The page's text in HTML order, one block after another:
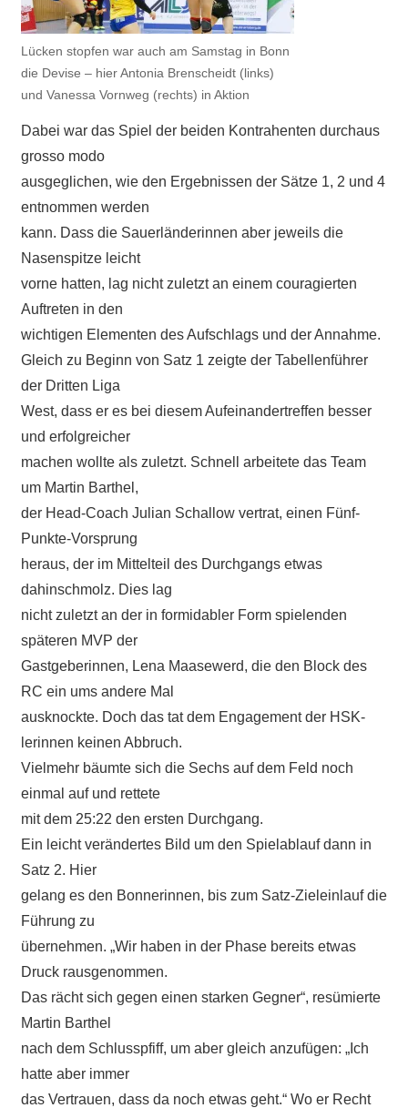
Lücken stopfen war auch am Samstag in Bonn
die Devise – hier Antonia Brenscheidt (links)
und Vanessa Vornweg (rechts) in Aktion
Dabei war das Spiel der beiden Kontrahenten durchaus
grosso modo
ausgeglichen, wie den Ergebnissen der Sätze 1, 2 und 4
entnommen werden
kann. Dass die Sauerländerinnen aber jeweils die
Nasenspitze leicht
vorne hatten, lag nicht zuletzt an einem couragierten
Auftreten in den
wichtigen Elementen des Aufschlags und der Annahme.
Gleich zu Beginn von Satz 1 zeigte der Tabellenführer
der Dritten Liga
West, dass er es bei diesem Aufeinandertreffen besser
und erfolgreicher
machen wollte als zuletzt. Schnell arbeitete das Team
um Martin Barthel,
der Head-Coach Julian Schallow vertrat, einen Fünf-
Punkte-Vorsprung
heraus, der im Mittelteil des Durchgangs etwas
dahinschmolz. Dies lag
nicht zuletzt an der in formidabler Form spielenden
späteren MVP der
Gastgeberinnen, Lena Maasewerd, die den Block des
RC ein ums andere Mal
ausknockte. Doch das tat dem Engagement der HSK-
lerinnen keinen Abbruch.
Vielmehr bäumte sich die Sechs auf dem Feld noch
einmal auf und rettete
mit dem 25:22 den ersten Durchgang.
Ein leicht verändertes Bild um den Spielablauf dann in
Satz 2. Hier
gelang es den Bonnerinnen, bis zum Satz-Zieleinlauf die
Führung zu
übernehmen. „Wir haben in der Phase bereits etwas
Druck rausgenommen.
Das rächt sich gegen einen starken Gegner“, resümierte
Martin Barthel
nach dem Schlusspfiff, um aber gleich anzufügen: „Ich
hatte aber immer
das Vertrauen, dass da noch etwas geht.“ Wo er Recht